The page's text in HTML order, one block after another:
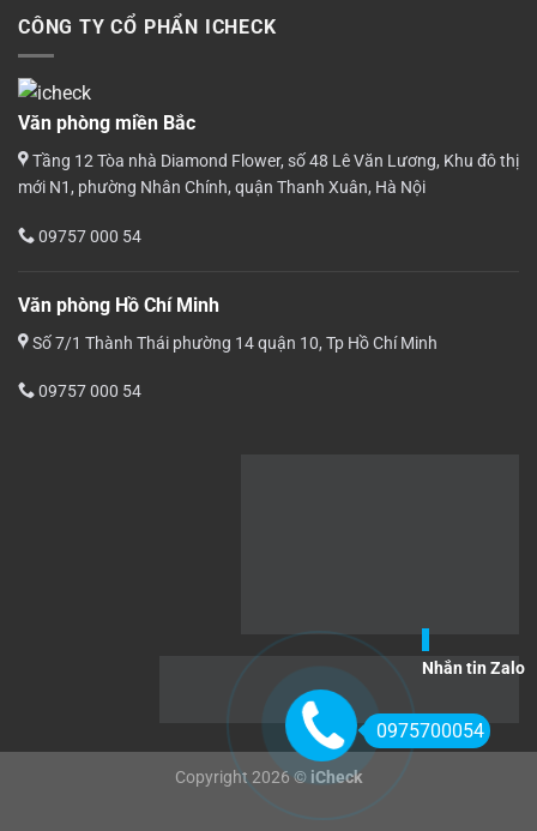
CÔNG TY CỔ PHẨN ICHECK
Văn phòng miền Bắc
Tầng 12 Tòa nhà Diamond Flower, số 48 Lê Văn Lương, Khu đô thị
mới N1, phường Nhân Chính, quận Thanh Xuân, Hà Nội
09757 000 54
Văn phòng Hồ Chí Minh
Số 7/1 Thành Thái phường 14 quận 10, Tp Hồ Chí Minh
09757 000 54
Copyright 2026 © iCheck
0975700054
Nhắn tin Zalo